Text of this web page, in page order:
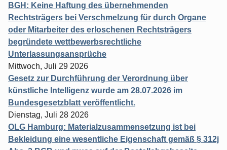
BGH: Keine Haftung des übernehmenden
Rechtsträgers bei Verschmelzung für durch Organe
oder Mitarbeiter des erloschenen Rechtsträgers
begründete wettbewerbsrechtliche
Unterlassungsansprüche
Mittwoch, Juli 29 2026
Gesetz zur Durchführung der Verordnung über
künstliche Intelligenz wurde am 28.07.2026 im
Bundesgesetzblatt veröffentlicht.
Dienstag, Juli 28 2026
OLG Hamburg: Materialzusammensetzung ist bei
Bekleidung eine wesentliche Eigenschaft gemäß § 312j